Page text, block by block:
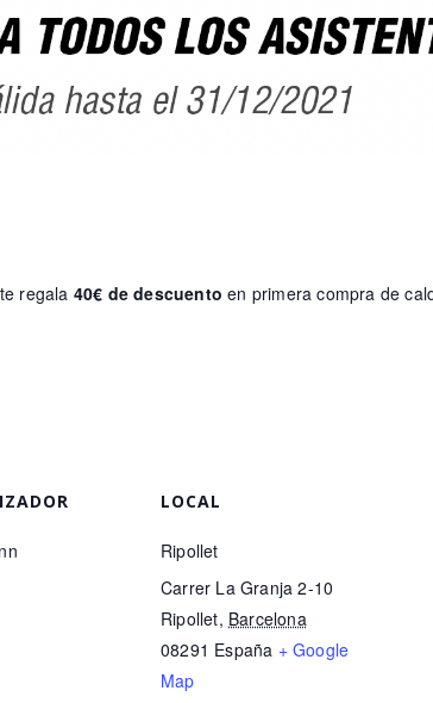
regala 40€ de descuento en primera compra de
LOCAL
Ripollet
Carrer La Granja 2-10
Ripollet, Barcelona
08291 España + Google
Map